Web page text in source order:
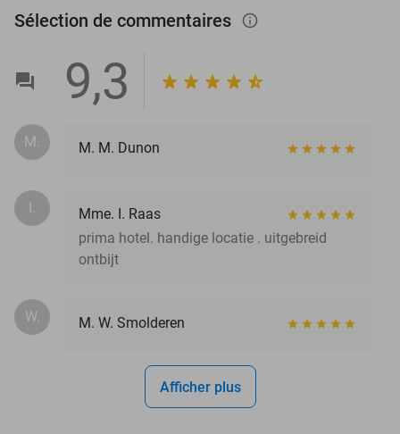
Sélection de commentaires info_outlined
9,3
M. M. M. Dunon
I.
Mme. I. Raas
prima hotel. handige locatie . uitgebreid
ontbijt
W. M. W. Smolderen
Afficher plus